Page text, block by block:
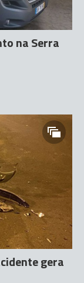
na Serra
gera